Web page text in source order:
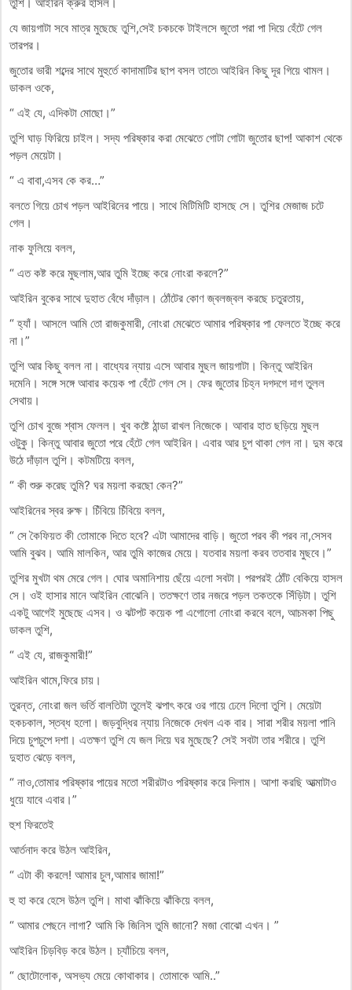
তুশি। আইরিন ক্রুর হাসল।
যে জায়গাটা সবে মাত্র মুছেছে তুশি,সেই চকচকে টাইলসে জুতো পরা পা দিয়ে হেঁটে গেল
তারপর।
জুতোর ভারী শব্দের সাথে মুহুর্তে কাদামাটির ছাপ বসল তাতে৷ আইরিন কিছু দূর গিয়ে থামল।
ডাকল ওকে,
“ এই যে, এদিকটা মোছো।”
তুশি ঘাড় ফিরিয়ে চাইল। সদ্য পরিষ্কার করা মেঝেতে গোটা গোটা জুতোর ছাপ! আকাশ থেকে
পড়ল মেয়েটা।
“ এ বাবা,এসব কে কর…”
বলতে গিয়ে চোখ পড়ল আইরিনের পায়ে। সাথে মিটিমিটি হাসছে সে। তুশির মেজাজ চটে
গেল।
নাক ফুলিয়ে বলল,
“ এত কষ্ট করে মুছলাম,আর তুমি ইচ্ছে করে নোংরা করলে?”
আইরিন বুকের সাথে দুহাত বেঁধে দাঁড়াল। ঠোঁটের কোণ জ্বলজ্বল করছে চতুরতায়,
“ হ্যাঁ। আসলে আমি তো রাজকুমারী, নোংরা মেঝেতে আমার পরিষ্কার পা ফেলতে ইচ্ছে করে
না।”
তুশি আর কিছু বলল না। বাধ্যের ন্যায় এসে আবার মুছল জায়গাটা। কিন্তু আইরিন
দমেনি। সঙ্গে সঙ্গে আবার কয়েক পা হেঁটে গেল সে। ফের জুতোর চিহ্ন দগদগে দাগ তুলল
সেথায়।
তুশি চোখ বুজে শ্বাস ফেলল। খুব কষ্টে ঠান্ডা রাখল নিজেকে। আবার হাত ছড়িয়ে মুছল
ওটুকু। কিন্তু আবার জুতো পরে হেঁটে গেল আইরিন। এবার আর চুপ থাকা গেল না। দুম করে
উঠে দাঁড়াল তুশি। কটমটিয়ে বলল,
“ কী শুরু করেছ তুমি? ঘর ময়লা করছো কেন?”
আইরিনের স্বর রুক্ষ। চিঁবিয়ে চিঁবিয়ে বলল,
“ সে কৈফিয়ত কী তোমাকে দিতে হবে? এটা আমাদের বাড়ি। জুতো পরব কী পরব না,সেসব
আমি বুঝব। আমি মালকিন, আর তুমি কাজের মেয়ে। যতবার ময়লা করব ততবার মুছবে।”
তুশির মুখটা থম মেরে গেল। ঘোর অমানিশায় ছেঁয়ে এলো সবটা। পরপরই ঠোঁট বেকিয়ে হাসল
সে। ওই হাসার মানে আইরিন বোঝেনি। ততক্ষণে তার নজরে পড়ল তকতকে সিঁড়িটা। তুশি
একটু আগেই মুছেছে এসব। ও ঝটপট কয়েক পা এগোলো নোংরা করবে বলে, আচমকা পিছু
ডাকল তুশি,
“ এই যে, রাজকুমারী!”
আইরিন থামে,ফিরে চায়।
তুরন্ত, নোংরা জল ভর্তি বালতিটা তুলেই ঝপাৎ করে ওর গায়ে ঢেলে দিলো তুশি। মেয়েটা
হকচকাল, স্তব্ধ হলো। জড়বুদ্ধির ন্যায় নিজেকে দেখল এক বার। সারা শরীর ময়লা পানি
দিয়ে চুপচুপে দশা। এতক্ষণ তুশি যে জল দিয়ে ঘর মুছেছে? সেই সবটা তার শরীরে। তুশি
দুহাত ঝেড়ে বলল,
“ নাও,তোমার পরিষ্কার পায়ের মতো শরীরটাও পরিষ্কার করে দিলাম। আশা করছি আত্মাটাও
ধুয়ে যাবে এবার।”
হুশ ফিরতেই
আর্তনাদ করে উঠল আইরিন,
“ এটা কী করলে! আমার চুল,আমার জামা!”
হু হা করে হেসে উঠল তুশি। মাথা ঝাঁকিয়ে ঝাঁকিয়ে বলল,
“ আমার পেছনে লাগা? আমি কি জিনিস তুমি জানো? মজা বোঝো এখন। ”
আইরিন চিড়বিড় করে উঠল। চ্যাঁচিয়ে বলল,
“ ছোটোলোক, অসভ্য মেয়ে কোথাকার। তোমাকে আমি..”